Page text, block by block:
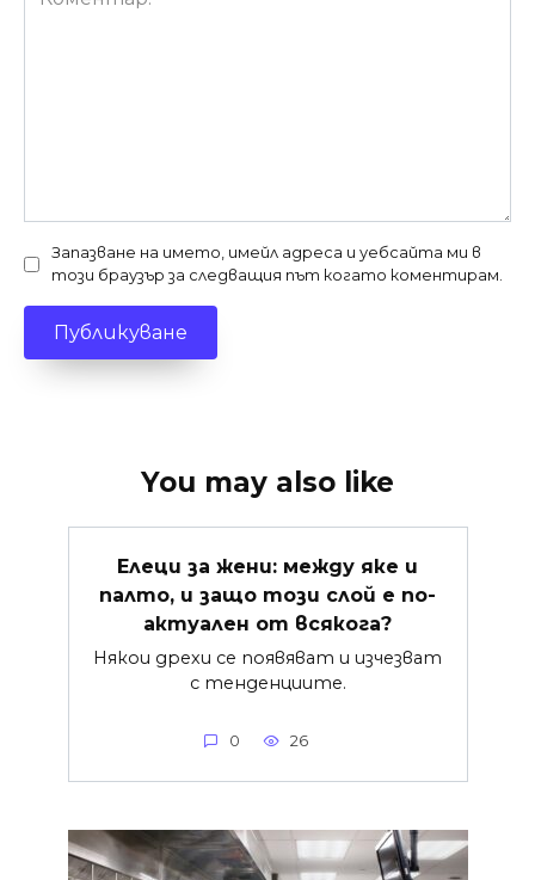
Запазване на името, имейл адреса и уебсайта ми в
този браузър за следващия път когато коментирам.
You may also like
Елеци за жени: между яке и
палто, и защо този слой е по-
актуален от всякога?
Някои дрехи се появяват и изчезват
с тенденциите.
0 26